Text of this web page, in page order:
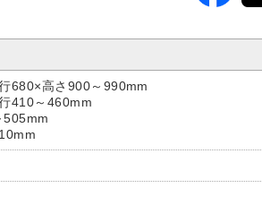
680×高さ900～990mm
410～460mm
505mm